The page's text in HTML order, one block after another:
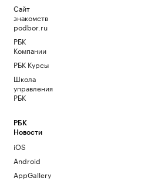
Сайт
знакомств
podbor.ru
РБК
Компании
РБК Курсы
Школа
управления
РБК
РБК
Новости
iOS
Android
AppGallery